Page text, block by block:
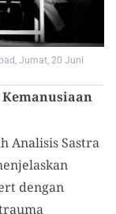
Jumat, 20 Juni
Analisis Sastra
dengan